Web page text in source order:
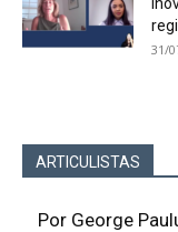
31/
ARTICULISTAS
Por George